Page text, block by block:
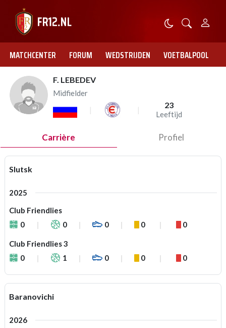
MATCHCENTER FORUM WEDSTRIJDEN VOETBALPOOL
F. LEBEDEV
Midfielder
23
Leeftijd
Carrière Profiel
Slutsk
2025
Club Friendlies
0
0 0 0 0
Club Friendlies 3
0
1 0 0 0
Baranovichi
2026